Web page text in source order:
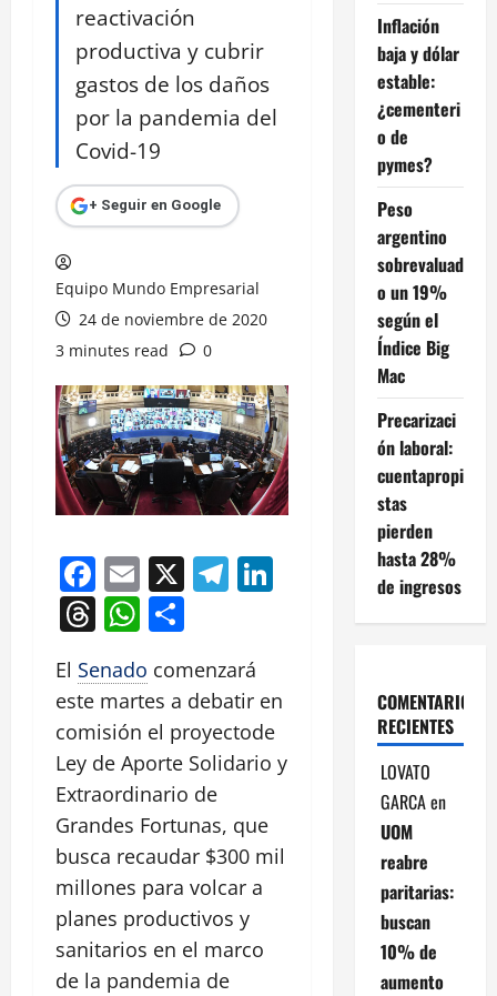
reactivación
productiva y cubrir
gastos de los daños
por la pandemia del
Covid-19
+ Seguir en Google
Equipo Mundo Empresarial
24 de noviembre de 2020
3 minutes read
0
Facebook
Email
X Telegram
LinkedIn
Threads
WhatsApp
El Senado comenzará
este martes a debatir en
comisión el proyectode
Ley de Aporte Solidario y
Extraordinario de
Grandes Fortunas, que
busca recaudar $300 mil
millones para volcar a
planes productivos y
sanitarios en el marco
de la pandemia de
Inflación
baja y dólar
estable:
¿cementeri
o de
pymes?
Peso
argentino
sobrevaluad
o un 19%
según el
Índice Big
Mac
Precarizaci
ón laboral:
cuentapropi
stas
pierden
hasta 28%
de ingresos
COMENTARIOS
RECIENTES
LOVATO
GARCAen
UOM
reabre
paritarias:
buscan
10% de
aumento